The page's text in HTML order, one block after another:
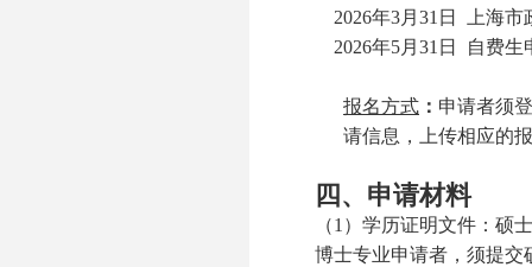
2026年3月 31 日 上海市
2026年5月 31 日 自费生
报名方式 ： 申请者须
请信息，上传相应的
四、申请材料
（1）学历证明文件：硕
博士专业申请者，须提交